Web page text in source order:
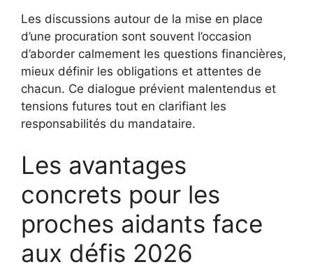
Les discussions autour de la mise en place
d’une procuration sont souvent l’occasion
d’aborder calmement les questions financières,
mieux définir les obligations et attentes de
chacun. Ce dialogue prévient malentendus et
tensions futures tout en clarifiant les
responsabilités du mandataire.
Les avantages
concrets pour les
proches aidants face
aux défis 2026